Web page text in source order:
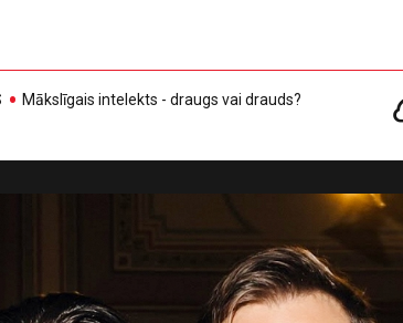
Mākslīgais intelekts - draugs vai drauds?